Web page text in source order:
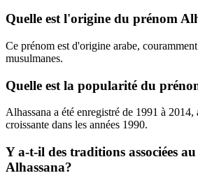
Quelle est l'origine du prénom
Ce prénom est d'origine arabe,
musulmanes.
Quelle est la popularité du
Alhassana a été enregistré de 1991 à
croissante dans les années 1990.
Y a-t-il des traditions associées
Alhassana?